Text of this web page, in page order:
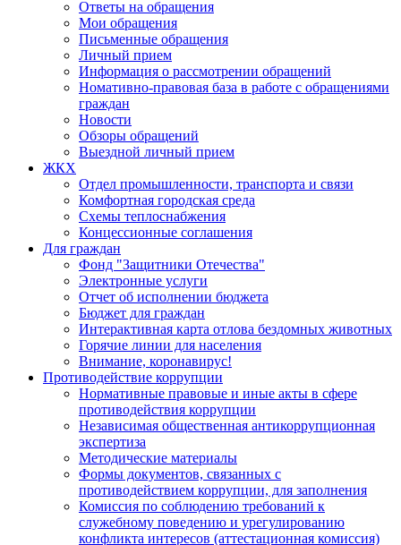
Ответы на обращения
Мои обращения
Письменные обращения
Личный прием
Информация о рассмотрении обращений
Номативно-правовая база в работе с обращениями
граждан
Новости
Обзоры обращений
Выездной личный прием
ЖКХ
Отдел промышленности, транспорта и связи
Комфортная городская среда
Схемы теплоснабжения
Концессионные соглашения
Для граждан
Фонд "Защитники Отечества"
Электронные услуги
Отчет об исполнении бюджета
Бюджет для граждан
Интерактивная карта отлова бездомных животных
Горячие линии для населения
Внимание, коронавирус!
Противодействие коррупции
Нормативные правовые и иные акты в сфере
противодействия коррупции
Независимая общественная антикоррупционная
экспертиза
Методические материалы
Формы документов, связанных с
противодействием коррупции, для заполнения
Комиссия по соблюдению требований к
служебному поведению и урегулированию
конфликта интересов (аттестационная комиссия)